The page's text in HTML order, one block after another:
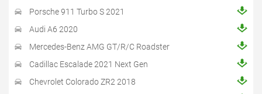
Porsche 911 Turbo S 2021
Audi A6 2020
Mercedes-Benz AMG GT/R/C Roadster
Cadillac Escalade 2021 Next Gen
Chevrolet Colorado ZR2 2018